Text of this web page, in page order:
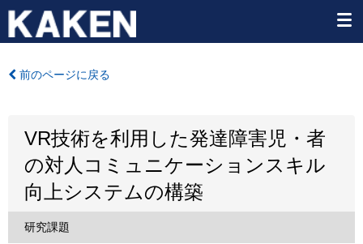
前のページに戻る
VR技術を利用した発達障害児・者
の対人コミュニケーションスキル
向上システムの構築
研究課題